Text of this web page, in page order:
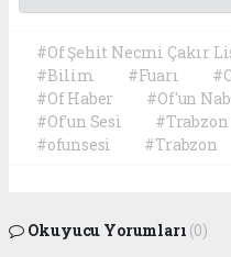
#Of Şehit Necmi Çakır
#Bilim
#Fuarı
#Of Haber
#Of'un
#Of'un Sesi
#Trabzon
#ofunsesi
#Trabzon
Okuyucu Yorumları (0)